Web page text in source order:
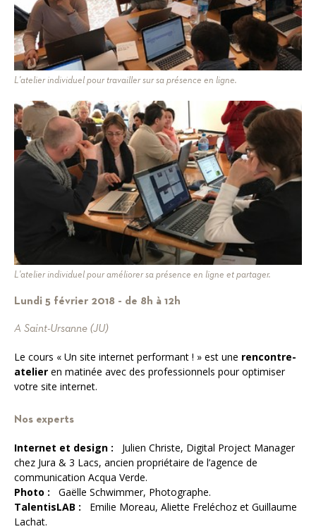
L'atelier individuel pour travailler sur sa présence en ligne.
L'atelier individuel pour améliorer sa présence en ligne et partager.
Lundi 5 février 2018 - de 8h à 12h
A Saint-Ursanne (JU)
Le cours « Un site internet performant ! » est une rencontre-
atelier en matinée avec des professionnels pour optimiser
votre site internet.
Nos experts
Internet et design :
Julien Christe, Digital Project Manager
chez Jura & 3 Lacs, ancien propriétaire de l’agence de
communication Acqua Verde.
Photo :
Gaëlle Schwimmer, Photographe.
TalentisLAB :
Emilie Moreau, Aliette Freléchoz et Guillaume
Lachat.